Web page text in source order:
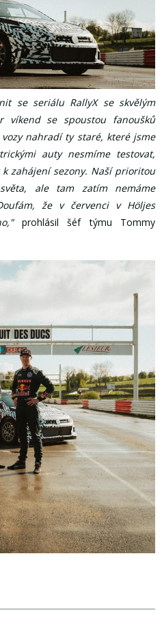
se seriálu RallyX se skvělým
víkend se spoustou fanoušků
nahradí ty staré, které jsme
auty nesmíme testovat,
zahájení sezony. Naší prioritou
ale tam zatím nemáme
že v červenci v Höljes
prohlásil šéf týmu Tommy